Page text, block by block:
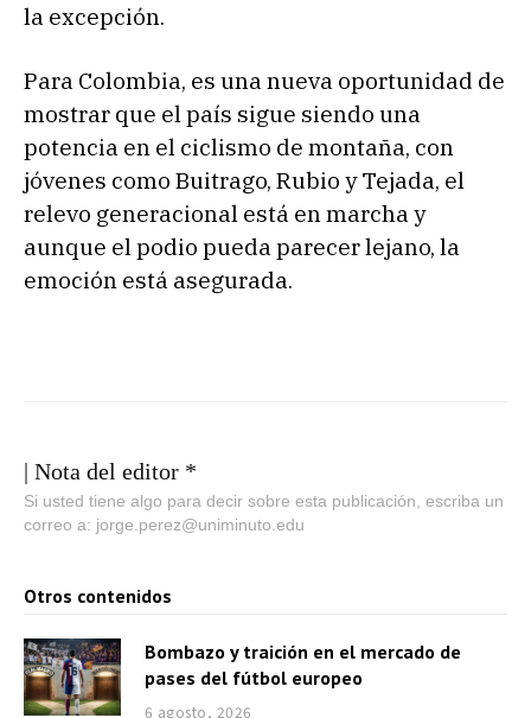
la excepción.
Para Colombia, es una nueva oportunidad de
mostrar que el país sigue siendo una
potencia en el ciclismo de montaña, con
jóvenes como Buitrago, Rubio y Tejada, el
relevo generacional está en marcha y
aunque el podio pueda parecer lejano, la
emoción está asegurada.
| Nota del editor *
Si usted tiene algo para decir sobre esta publicación, escriba un
correo a: jorge.perez@uniminuto.edu
Otros contenidos
Bombazo y traición en el mercado de
pases del fútbol europeo
6 agosto, 2026